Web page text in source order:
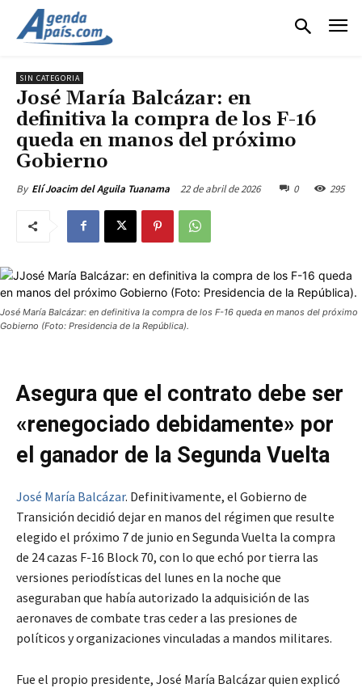
SIN CATEGORIA
José María Balcázar: en
definitiva la compra de los F-16
queda en manos del próximo
Gobierno
By Elí Joacim del Aguila Tuanama 22 de abril de 2026 0 295
José María Balcázar: en definitiva la compra de los F-16 queda en manos del próximo
Gobierno (Foto: Presidencia de la República).
Asegura que el contrato debe ser
«renegociado debidamente» por
el ganador de la Segunda Vuelta
José María Balcázar. Definitivamente, el Gobierno de
Transición decidió dejar en manos del régimen que resulte
elegido el próximo 7 de junio en Segunda Vuelta la compra
de 24 cazas F-16 Block 70, con lo que echó por tierra las
versiones periodísticas del lunes en la noche que
aseguraban que había autorizado la adquisición de las
aeronaves de combate tras ceder a las presiones de
políticos y organizaciones vinculadas a mandos militares.
Fue el propio presidente, José María Balcázar quien explicó